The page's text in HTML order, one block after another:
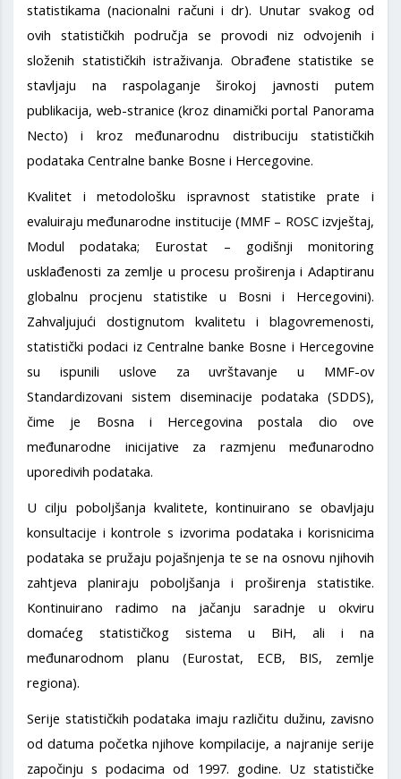
statistikama (nacionalni računi i dr). Unutar svakog od
ovih statističkih područja se provodi niz odvojenih i
složenih statističkih istraživanja. Obrađene statistike se
stavljaju na raspolaganje širokoj javnosti putem
publikacija, web-stranice (kroz dinamički portal Panorama
Necto) i kroz međunarodnu distribuciju statističkih
podataka Centralne banke Bosne i Hercegovine.
Kvalitet i metodološku ispravnost statistike prate i
evaluiraju međunarodne institucije (MMF – ROSC izvještaj,
Modul podataka; Eurostat – godišnji monitoring
usklađenosti za zemlje u procesu proširenja i Adaptiranu
globalnu procjenu statistike u Bosni i Hercegovini).
Zahvaljujući dostignutom kvalitetu i blagovremenosti,
statistički podaci iz Centralne banke Bosne i Hercegovine
su ispunili uslove za uvrštavanje u MMF-ov
Standardizovani sistem diseminacije podataka (SDDS),
čime je Bosna i Hercegovina postala dio ove
međunarodne inicijative za razmjenu međunarodno
uporedivih podataka.
U cilju poboljšanja kvalitete, kontinuirano se obavljaju
konsultacije i kontrole s izvorima podataka i korisnicima
podataka se pružaju pojašnjenja te se na osnovu njihovih
zahtjeva planiraju poboljšanja i proširenja statistike.
Kontinuirano radimo na jačanju saradnje u okviru
domaćeg statističkog sistema u BiH, ali i na
međunarodnom planu (Eurostat, ECB, BIS, zemlje
regiona).
Serije statističkih podataka imaju različitu dužinu, zavisno
od datuma početka njihove kompilacije, a najranije serije
započinju s podacima od 1997. godine. Uz statističke